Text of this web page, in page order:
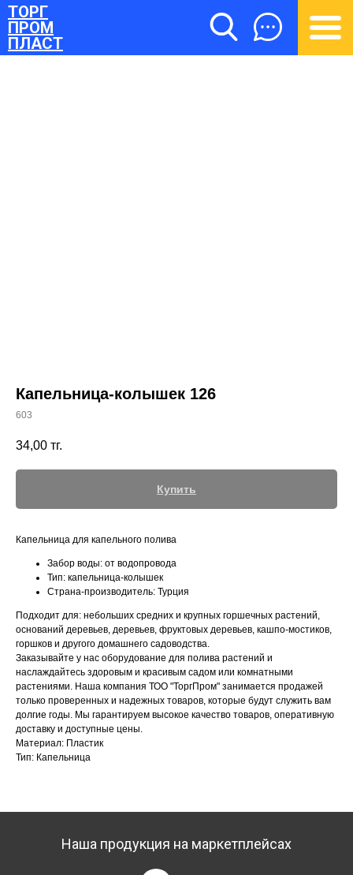
ТОРГ
ПРОМ
ПЛАСТ
(700) 730-70-73
Капельница-колышек 126
603
34,00 тг.
Купить
Капельница для капельного полива
Забор воды: от водопровода
Тип: капельница-колышек
Страна-производитель: Турция
Подходит для: небольших средних и крупных горшечных растений,
оснований деревьев, деревьев, фруктовых деревьев, кашпо-мостиков,
горшков и другого домашнего садоводства.
Заказывайте у нас оборудование для полива растений и
наслаждайтесь здоровым и красивым садом или комнатными
растениями. Наша компания ТОО "ТоргПром" занимается продажей
только проверенных и надежных товаров, которые будут служить вам
долгие годы. Мы гарантируем высокое качество товаров, оперативную
доставку и доступные цены.
Материал: Пластик
Тип: Капельница
Наша продукция на маркетплейсах